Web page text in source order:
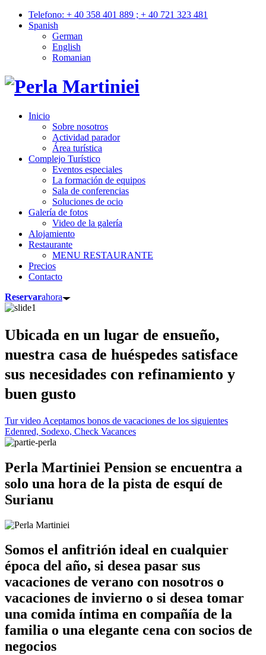
Telefono: + 40 358 401 889 ; + 40 721 323 481
Spanish
German
English
Romanian
Inicio
Sobre nosotros
Actividad parador
Área turística
Complejo Turístico
Eventos especiales
La formación de equipos
Sala de conferencias
Soluciones de ocio
Galería de fotos
Video de la galería
Alojamiento
Restaurante
MENU RESTAURANTE
Precios
Contacto
Reservarahora
Ubicada en un lugar de ensueño,
nuestra casa de huéspedes satisface
sus necesidades con refinamiento y
buen gusto
Tur video Aceptamos bonos de vacaciones de los siguientes
Edenred, Sodexo, Check Vacances
Perla Martiniei Pension se encuentra a
solo una hora de la pista de esquí de
Surianu
Somos el anfitrión ideal en cualquier
época del año, si desea pasar sus
vacaciones de verano con nosotros o
vacaciones de invierno o si desea tomar
una comida íntima en compañía de la
familia o una elegante cena con socios de
negocios